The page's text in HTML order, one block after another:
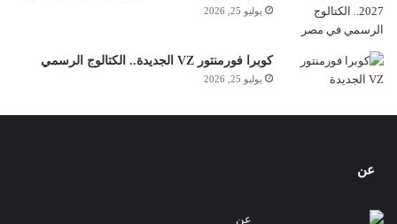
يوليو 25, 2026
كوبرا فورمنتور VZ الجديدة.. الكتالوج الرسمي
يوليو 25, 2026
عن